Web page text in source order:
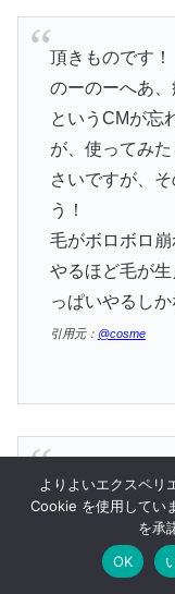
頂きものです！
のーのーへあ、
というCMが忘
が、使ってみ
さいですが、
う！
毛がボロボロ
やるほど毛が
っぱいやるし
引用元： @cosme
最初は焦げた
慣れれば大丈
肌荒れにお気
@cosme
ホーム
よりよいエクスペリ
Cookie を使用してい
を承
OK